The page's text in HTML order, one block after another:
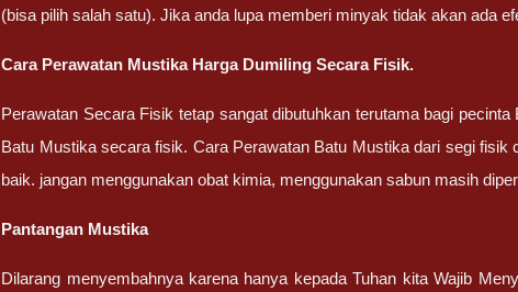
(bisa pilih salah satu). Jika anda lupa memberi minyak tidak akan ada
Cara Perawatan Mustika Harga Dumiling Secara Fisik.
Perawatan Secara Fisik tetap sangat dibutuhkan terutama bagi
Batu Mustika secara fisik. Cara Perawatan Batu Mustika dari segi
baik. jangan menggunakan obat kimia, menggunakan sabun masih
Pantangan Mustika
Dilarang menyembahnya karena hanya kepada Tuhan kita Wajib